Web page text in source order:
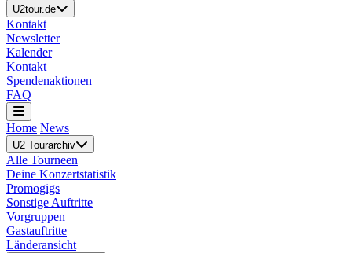
U2tour.de
Kontakt
Newsletter
Kalender
Kontakt
Spendenaktionen
FAQ
Home News
U2 Tourarchiv
Alle Tourneen
Deine Konzertstatistik
Promogigs
Sonstige Auftritte
Vorgruppen
Gastauftritte
Länderansicht